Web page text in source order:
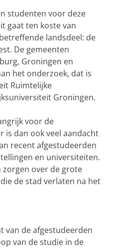
studenten voor deze
gaat ten koste van
landsdeel: de
De gemeenten
Groningen en
het onderzoek, dat is
Ruimtelijke
Groningen.
voor de
is dan ook veel aandacht
recent afgestudeerden
en universiteiten.
zorgen over de grote
de stad verlaten na het
van de afgestudeerden
van de studie in de